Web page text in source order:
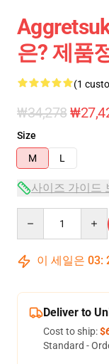
은? 제품
(1
₩34,278
Size
M
L
사이즈 가이드
이 세일은 03:
Deliver to
Cost to ship:
Standard -